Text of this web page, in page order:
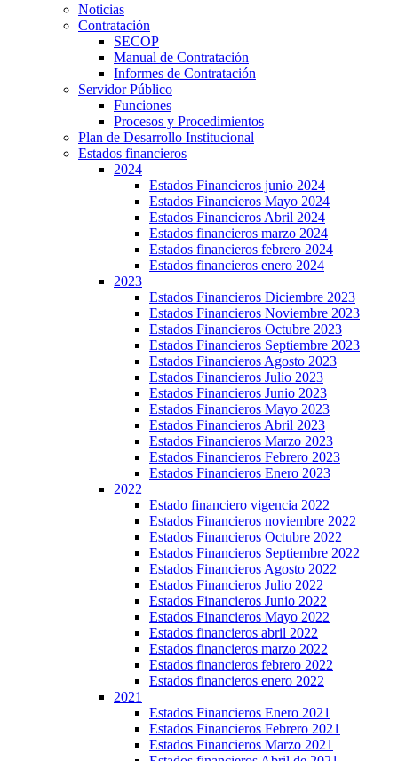
Noticias
Contratación
SECOP
Manual de Contratación
Informes de Contratación
Servidor Público
Funciones
Procesos y Procedimientos
Plan de Desarrollo Institucional
Estados financieros
2024
Estados Financieros junio 2024
Estados Financieros Mayo 2024
Estados Financieros Abril 2024
Estados financieros marzo 2024
Estados financieros febrero 2024
Estados financieros enero 2024
2023
Estados Financieros Diciembre 2023
Estados Financieros Noviembre 2023
Estados Financieros Octubre 2023
Estados Financieros Septiembre 2023
Estados Financieros Agosto 2023
Estados Financieros Julio 2023
Estados Financieros Junio 2023
Estados Financieros Mayo 2023
Estados Financieros Abril 2023
Estados Financieros Marzo 2023
Estados Financieros Febrero 2023
Estados Financieros Enero 2023
2022
Estado financiero vigencia 2022
Estados Financieros noviembre 2022
Estados Financieros Octubre 2022
Estados Financieros Septiembre 2022
Estados Financieros Agosto 2022
Estados Financieros Julio 2022
Estados Financieros Junio 2022
Estados Financieros Mayo 2022
Estados financieros abril 2022
Estados financieros marzo 2022
Estados financieros febrero 2022
Estados financieros enero 2022
2021
Estados Financieros Enero 2021
Estados Financieros Febrero 2021
Estados Financieros Marzo 2021